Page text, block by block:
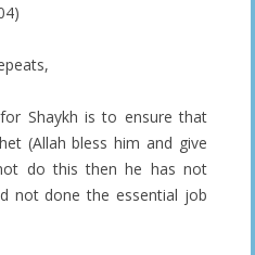
Shaykh is to ensure that
(Allah bless him and give
do this then he has not
not done the essential job